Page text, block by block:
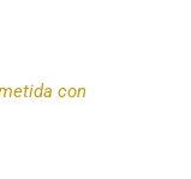
con